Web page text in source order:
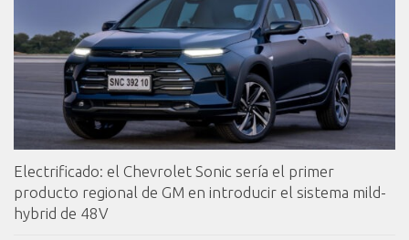
Electrificado: el Chevrolet Sonic sería el primer
producto regional de GM en introducir el sistema mild-
hybrid de 48V